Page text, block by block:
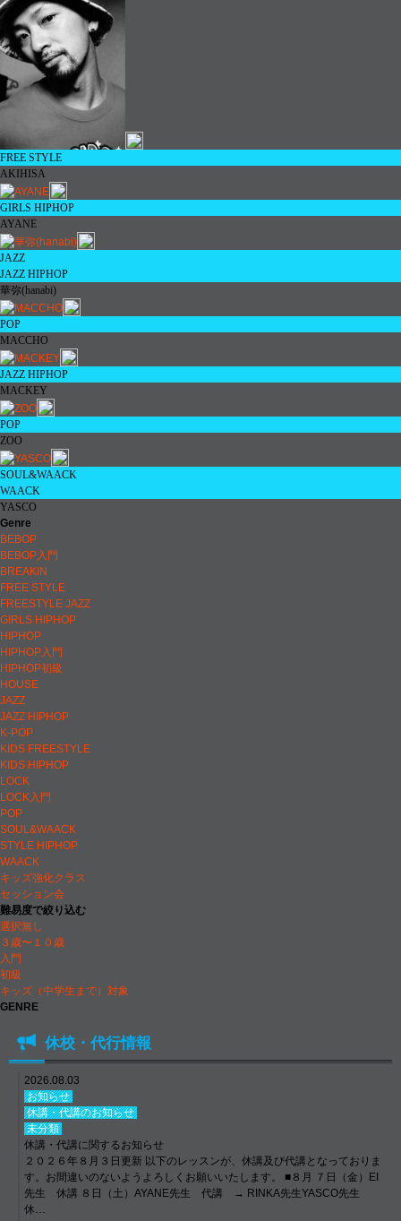
FREE STYLE
AKIHISA
GIRLS HIPHOP
AYANE
JAZZ
JAZZ HIPHOP
華弥(hanabi)
POP
MACCHO
JAZZ HIPHOP
MACKEY
POP
ZOO
SOUL&WAACK
WAACK
YASCO
Genre
BEBOP
BEBOP入門
BREAKIN
FREE STYLE
FREESTYLE JAZZ
GIRLS HIPHOP
HIPHOP
HIPHOP入門
HIPHOP初級
HOUSE
JAZZ
JAZZ HIPHOP
K-POP
KIDS FREESTYLE
KIDS HIPHOP
LOCK
LOCK入門
POP
SOUL&WAACK
STYLE HIPHOP
WAACK
キッズ強化クラス
セッション会
難易度で絞り込む
選択無し
３歳〜１０歳
入門
初級
キッズ（中学生まで）対象
GENRE
休校・代行情報
2026.08.03
お知らせ
休講・代講のお知らせ
未分類
休講・代講に関するお知らせ
２０２６年８月３日更新 以下のレッスンが、休講及び代講となっておりま
す。お間違いのないようよろしくお願いいたします。 ■８月 ７日（金）EI
先生 休講 ８日（土）AYANE先生 代講 → RINKA先生YASCO先生
休…